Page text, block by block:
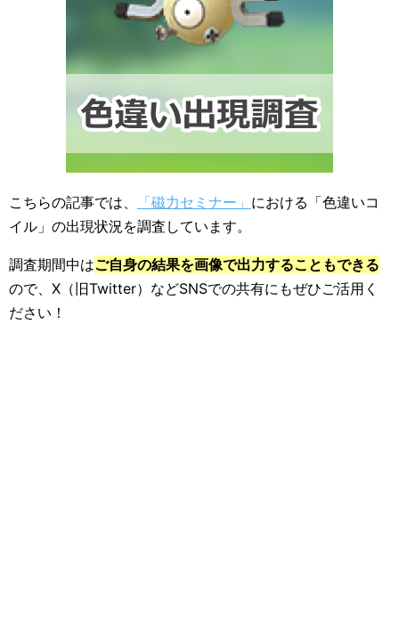
こちらの記事では、 「磁力セミナー」 における「色違いコ
イル」の出現状況を調査しています。
調査期間中はご自身の結果を画像で出力することもできる
ので、X（旧Twitter）などSNSでの共有にもぜひご活用く
ださい！